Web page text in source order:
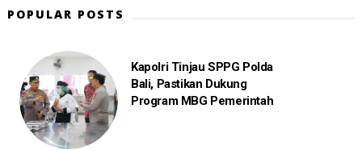
POPULAR POSTS
Kapolri Tinjau SPPG Polda
Bali, Pastikan Dukung
Program MBG Pemerintah